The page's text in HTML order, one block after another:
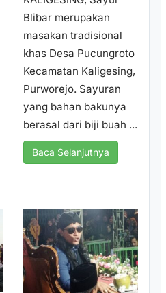
Blibar merupakan
masakan tradisional
khas Desa Pucungroto
Kecamatan Kaligesing,
Purworejo. Sayuran
yang bahan bakunya
berasal dari biji buah ...
Baca Selanjutnya